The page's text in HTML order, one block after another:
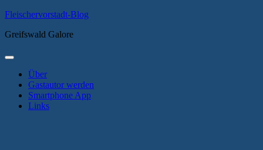
Zum
springen
Fleischervorstadt-Blog
Greifswald Galore
Primäres
Über
Gastautor werden
Smartphone App
Links